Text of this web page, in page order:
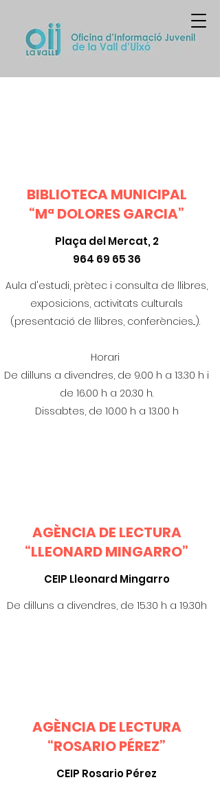
BIBLIOTECA MUNICIPAL
“Mª DOLORES GARCIA”
Plaça del Mercat, 2
964 69 65 36
Aula d'estudi, prètec i consulta de llibres,
exposicions, activitats culturals
(presentació de llibres, conferències...).
Horari
De dilluns a divendres, de 9.00 h a 13.30 h i
de 16.00 h a 20.30 h.
Dissabtes, de 10.00 h a 13.00 h
AGÈNCIA DE LECTURA
“LLEONARD MINGARRO”
CEIP Lleonard Mingarro
De dilluns a divendres, de 15.30 h a 19.30h
AGÈNCIA DE LECTURA
“ROSARIO PÉREZ”
CEIP Rosario Pérez